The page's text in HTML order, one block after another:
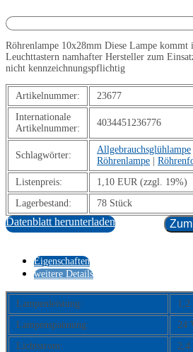
Röhrenlampe 10x28mm Diese Lampe kommt
Leuchttastern namhafter Hersteller zum
nicht kennzeichnungspflichtig
Artikelnummer:
23677
Internationale
Artikelnummer:
4034451236776
Schlagwörter:
Allgebrauchsglühlampe
Röhrenlampe
Listenpreis:
1,10 EUR (zzgl. 19%)
Lagerbestand:
78 Stück
Datenblatt herunterladen
Eigenschaften
weitere Details
Lampenleistung:
1,2
Lampenspannung:
24
Lichtstrom:
2,4